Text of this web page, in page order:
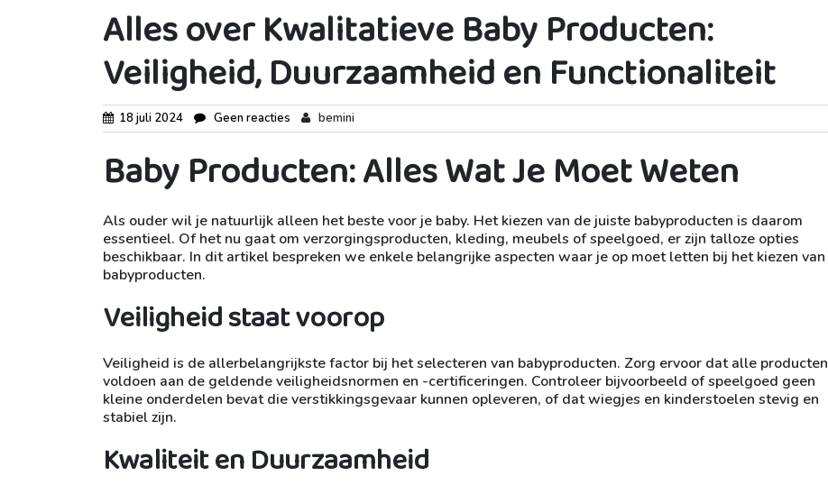
Alles over Kwalitatieve Baby Producten:
Veiligheid, Duurzaamheid en Functionaliteit
18 juli 2024 Geen reacties bemini
Baby Producten: Alles Wat Je Moet Weten
Als ouder wil je natuurlijk alleen het beste voor je baby. Het kiezen van de juiste babyproducten is daarom
essentieel. Of het nu gaat om verzorgingsproducten, kleding, meubels of speelgoed, er zijn talloze opties
beschikbaar. In dit artikel bespreken we enkele belangrijke aspecten waar je op moet letten bij het kiezen van
babyproducten.
Veiligheid staat voorop
Veiligheid is de allerbelangrijkste factor bij het selecteren van babyproducten. Zorg ervoor dat alle producten
voldoen aan de geldende veiligheidsnormen en -certificeringen. Controleer bijvoorbeeld of speelgoed geen
kleine onderdelen bevat die verstikkingsgevaar kunnen opleveren, of dat wiegjes en kinderstoelen stevig en
stabiel zijn.
Kwaliteit en Duurzaamheid